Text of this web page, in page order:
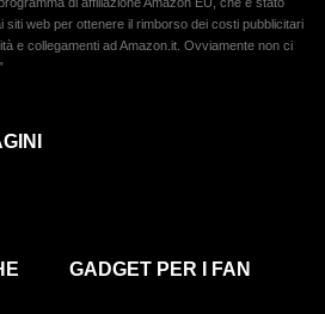
web per ottenere il rimborso dei costi pubblicitari
e collegamenti ad Amazon.it. Ovviamente non ci
GADGET PER I FAN